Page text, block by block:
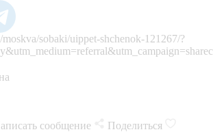
sobaki/uippet-shchenok-121267/?
сообщение
Поделиться